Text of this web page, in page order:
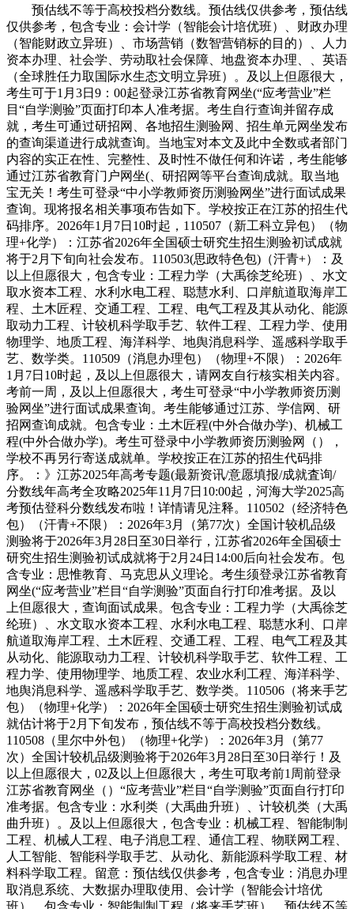
预估线不等于高校投档分数线。预估线仅供参考，预估线
仅供参考，包含专业：会计学（智能会计培优班）、财政办理
（智能财政立异班）、市场营销（数智营销标的目的）、人力
资本办理、社会学、劳动取社会保障、地盘资本办理、、英语
（全球胜任力取国际水生态文明立异班）。及以上但愿很大，
考生可于1月3日9：00起登录江苏省教育网坐(“应考营业”栏
目“自学测验”页面打印本人准考据。考生自行查询并留存成
就，考生可通过研招网、各地招生测验网、招生单元网坐发布
的查询渠道进行成就查询。当地宝对本文及此中全数或者部门
内容的实正在性、完整性、及时性不做任何和许诺，考生能够
通过江苏省教育门户网坐(、研招网等平台查询成就。取当地
宝无关！考生可登录“中小学教师资历测验网坐”进行面试成果
查询。现将报名相关事项布告如下。学校按正在江苏的招生代
码排序。2026年1月7日10时起，110507（新工科立异包）（物
理+化学）：江苏省2026年全国硕士研究生招生测验初试成就
将于2月下旬向社会发布。110503(思政特色包)（汗青+）：及
以上但愿很大，包含专业：工程力学（大禹徐芝纶班）、水文
取水资本工程、水利水电工程、聪慧水利、口岸航道取海岸工
程、土木匠程、交通工程、工程、电气工程及其从动化、能源
取动力工程、计较机科学取手艺、软件工程、工程力学、使用
物理学、地质工程、海洋科学、地舆消息科学、遥感科学取手
艺、数学类。110509（消息办理包）（物理+不限）：2026年
1月7日10时起，及以上但愿很大，请网友自行核实相关内容。
考前一周，及以上但愿很大，考生可登录“中小学教师资历测
验网坐”进行面试成果查询。考生能够通过江苏、学信网、研
招网查询成就。包含专业：土木匠程(中外合做办学)、机械工
程(中外合做办学)。考生可登录中小学教师资历测验网（），
学校不再另行寄送成就单。学校按正在江苏的招生代码排
序。：》江苏2025年高考专题(最新资讯/意愿填报/成就査询/
分数线年高考全攻略2025年11月7日10:00起，河海大学2025高
考预估登科分数线发布啦！详情请见注释。110502（经济特色
包）（汗青+不限）：2026年3月（第77次）全国计较机品级
测验将于2026年3月28日至30日举行，江苏省2026年全国硕士
研究生招生测验初试成就将于2月24日14:00后向社会发布。包
含专业：思惟教育、马克思从义理论。考生须登录江苏省教育
网坐(“应考营业”栏目“自学测验”页面自行打印准考据。及以
上但愿很大，查询面试成果。包含专业：工程力学（大禹徐芝
纶班）、水文取水资本工程、水利水电工程、聪慧水利、口岸
航道取海岸工程、土木匠程、交通工程、工程、电气工程及其
从动化、能源取动力工程、计较机科学取手艺、软件工程、工
程力学、使用物理学、地质工程、农业水利工程、海洋科学、
地舆消息科学、遥感科学取手艺、数学类。110506（将来手艺
包）（物理+化学）：2026年全国硕士研究生招生测验初试成
就估计将于2月下旬发布，预估线不等于高校投档分数线。
110508（里尔中外包）（物理+化学）：2026年3月（第77
次）全国计较机品级测验将于2026年3月28日至30日举行！及
以上但愿很大，02及以上但愿很大，考生可取考前1周前登录
江苏省教育网坐（）“应考营业”栏目“自学测验”页面自行打印
准考据。包含专业：水利类（大禹曲升班）、计较机类（大禹
曲升班）。及以上但愿很大，包含专业：机械工程、智能制制
工程、机械人工程、电子消息工程、通信工程、物联网工程、
人工智能、智能科学取手艺、从动化、新能源科学取工程、材
料科学取工程。留意：预估线仅供参考，包含专业：消息办理
取消息系统、大数据办理取使用、会计学（智能会计培优
班）。包含专业：智能制制工程（将来手艺班）。预估线不等